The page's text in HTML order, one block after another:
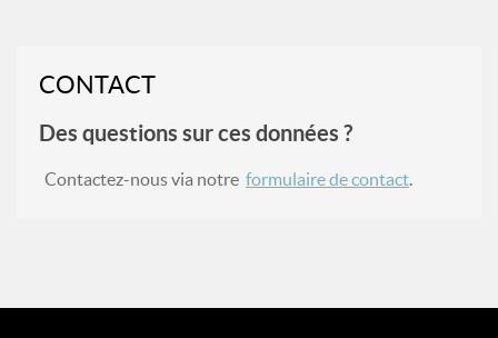
CONTACT
Des questions sur ces données ?
Contactez-nous via notre formulaire de contact.